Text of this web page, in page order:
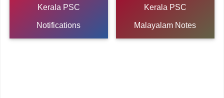
Kerala PSC
Notifications
Kerala PSC
Malayalam Notes